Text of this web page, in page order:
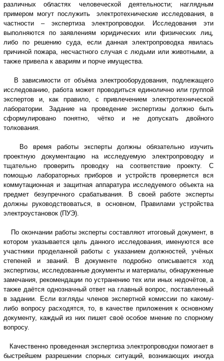
различных областях человеческой деятельности; наглядным
примером могут послужить электротехнические исследования, в
частности – экспертиза электропроводки. Исследования эти
выполняются по заявлениям юридических или физических лиц,
либо по решению суда, если данная электропроводка явилась
причиной пожара, несчастного случая с людьми или животными, а
также привела к авариям и порче имущества.
В зависимости от объёма электрооборудования, подлежащего
исследованию, работа может проводиться единолично или группой
экспертов и, как правило, с привлечением электротехнической
лаборатории. Задание на проведение экспертизы должно быть
сформулировано понятно, чётко и не допускать двойного
толкования.
Во время работы эксперты должны обязательно изучить
проектную документацию на исследуемую электропроводку и
тщательно проверить проводку на соответствие проекту. С
помощью лабораторных приборов и устройств проверяется вся
коммутационная и защитная аппаратура исследуемого объекта на
предмет безупречного срабатывания. В своей работе эксперты
должны руководствоваться, в основном, Правилами устройства
электроустановок (ПУЭ).
По окончании работы эксперты составляют итоговый документ, в
котором указывается цель данного исследования, именуются все
участники проделанной работы с указанием должностей, учёных
степеней и званий. В документе подробно описывается ход
экспертизы, исследованные документы и материалы, обнаруженные
замечания, рекомендации по устранению тех или иных недочётов, а
также даётся однозначный ответ на главный вопрос, поставленный
в задании. Если взгляды членов экспертной комиссии по какому-
либо вопросу расходятся, то, в качестве приложения к основному
документу, каждый из них пишет своё особое мнение по спорному
вопросу.
Качественно проведенная экспертиза электропроводки помогает в
быстрейшем разрешении спорных ситуаций, возникающих иногда